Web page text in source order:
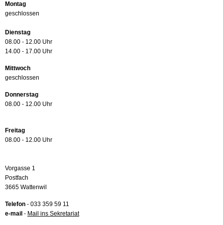
Montag
geschlossen
Dienstag
08.00 - 12.00 Uhr
14.00 - 17.00 Uhr
Mittwoch
geschlossen
Donnerstag
08.00 - 12.00 Uhr
Freitag
08.00 - 12.00 Uhr
Vorgasse 1
Postfach
3665 Wattenwil
Telefon - 033 359 59 11
e-mail - Mail ins Sekretariat